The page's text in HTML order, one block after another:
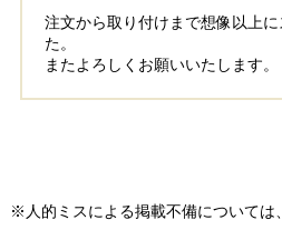
注文から取り付けまで想像以上
た。
またよろしくお願いいたします。
※人的ミスによる掲載不備については、